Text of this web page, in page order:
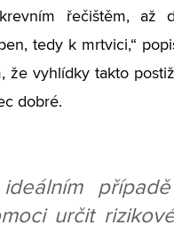
řečištěm, až
tedy k mrtvici,“
že vyhlídky takto
dobré.
určit